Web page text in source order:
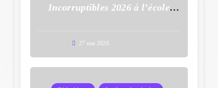
Incorruptibles 2026 à l’école
27 mai 2026